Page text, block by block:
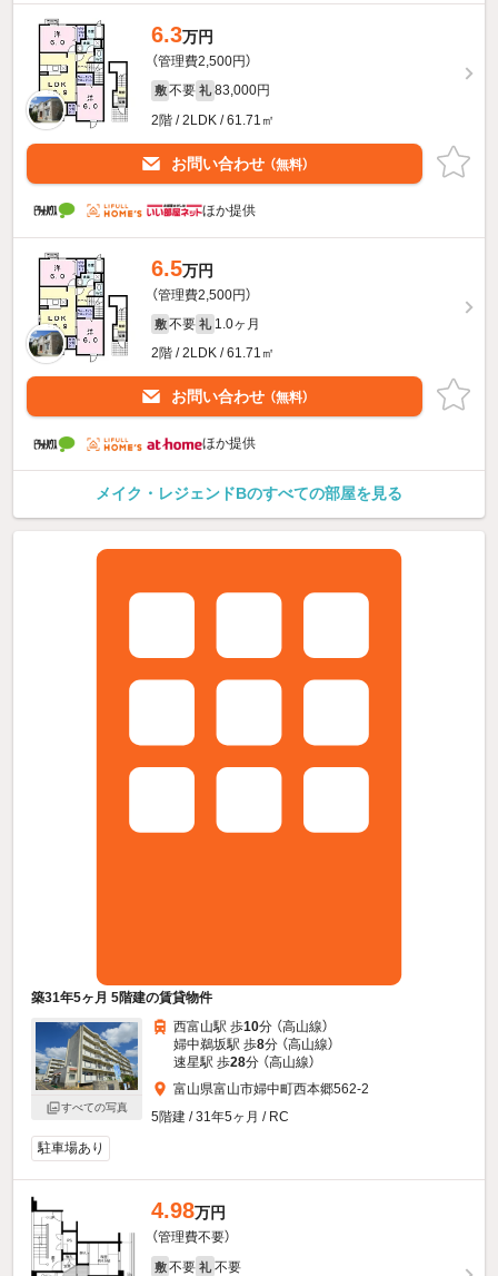
6.3万円
（管理費2,500円）
敷 不要 礼 83,000円
2階 / 2LDK / 61.71㎡
お問い合わせ （無料）
ほか提供
6.5万円
（管理費2,500円）
敷 不要 礼 1.0ヶ月
2階 / 2LDK / 61.71㎡
お問い合わせ （無料）
ほか提供
メイク・レジェンドBのすべての部屋を見る
築31年5ヶ月 5階建の賃貸物件
すべての写真
西富山駅 歩10分 （高山線）
婦中鵜坂駅 歩8分 （高山線）
速星駅 歩28分 （高山線）
富山県富山市婦中町西本郷562-2
5階建 / 31年5ヶ月 / RC
駐車場あり
4.98万円
（管理費不要）
敷 不要 礼 不要